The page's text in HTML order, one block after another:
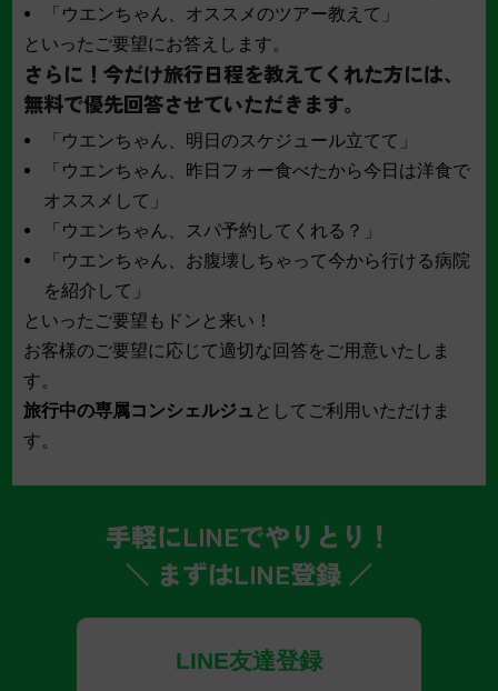
「ウエンちゃん、オススメのツアー教えて」
といったご要望にお答えします。
さらに！今だけ旅行日程を教えてくれた方には、
無料で優先回答させていただきます。
「ウエンちゃん、明日のスケジュール立てて」
「ウエンちゃん、昨日フォー食べたから今日は洋食で
オススメして」
「ウエンちゃん、スパ予約してくれる？」
「ウエンちゃん、お腹壊しちゃって今から行ける病院
を紹介して」
といったご要望もドンと来い！
お客様のご要望に応じて適切な回答をご用意いたしま
す。
旅行中の専属コンシェルジュ としてご利用いただけま
す。
手軽にLINEでやりとり！
＼ まずはLINE登録 ／
LINE友達登録